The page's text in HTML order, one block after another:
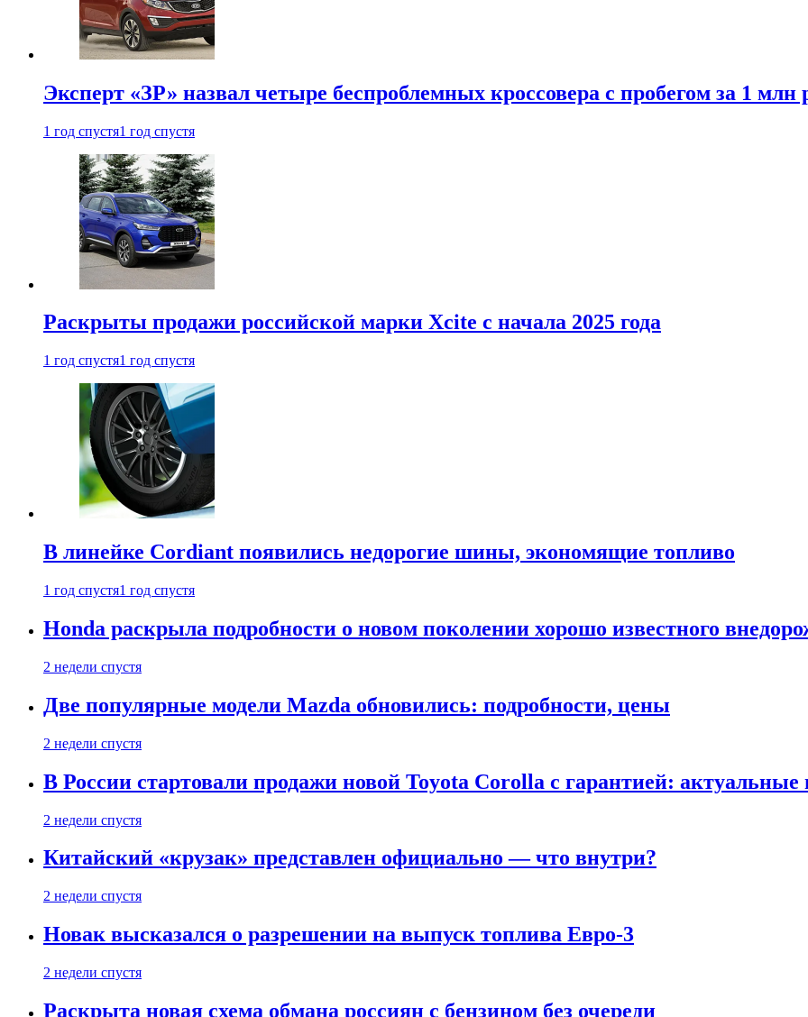
Эксперт «ЗР» назвал четыре беспроблемных кроссовера с пробегом за 1 млн
1 год спустя1 год спустя
Раскрыты продажи российской марки Xcite с начала 2025 года
1 год спустя1 год спустя
В линейке Cordiant появились недорогие шины, экономящие топливо
1 год спустя1 год спустя
Honda раскрыла подробности о новом поколении хорошо известного
2 недели спустя
Две популярные модели Mazda обновились: подробности, цены
2 недели спустя
В России стартовали продажи новой Toyota Corolla с гарантией:
2 недели спустя
Китайский «крузак» представлен официально — что внутри?
2 недели спустя
Новак высказался о разрешении на выпуск топлива Евро-3
2 недели спустя
Раскрыта новая схема обмана россиян с бензином без очереди